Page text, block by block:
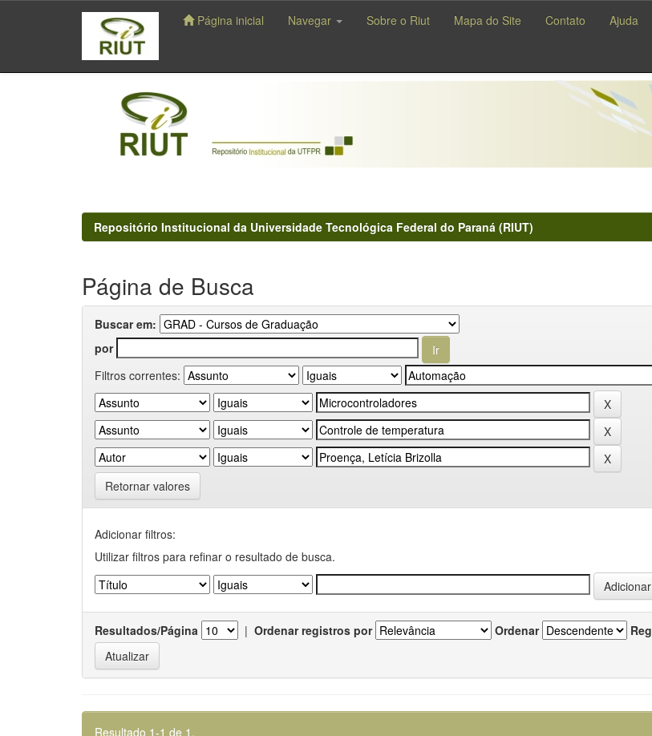
navigation
Página inicial Navegar Sobre o Riut Mapa do Site Contato Ajuda
Repositório Institucional da Universidade Tecnológica Federal do Paraná (RIUT)
Página de Busca
Buscar em:
por
Filtros correntes:
Retornar valores
Adicionar filtros:
Utilizar filtros para refinar o resultado de busca.
Resultados/Página | Ordenar registros por Ordenar
Resultado 1-1 de 1.